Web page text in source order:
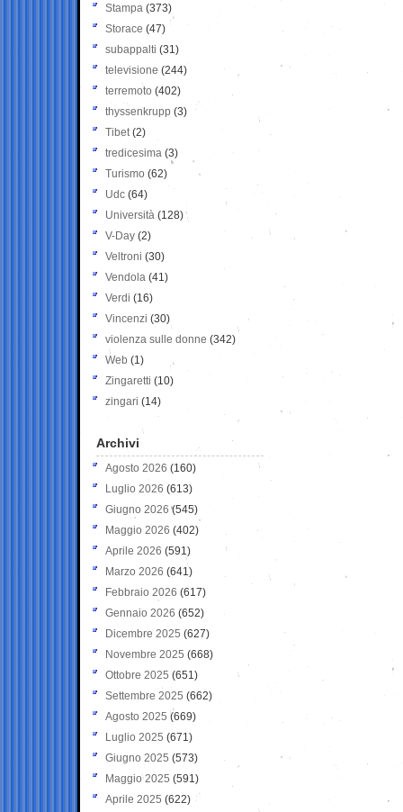
Stampa (373)
Storace (47)
subappalti (31)
televisione(244)
terremoto (402)
thyssenkrupp (3)
Tibet(2)
tredicesima (3)
Turismo (62)
Udc (64)
Università (128)
V-Day (2)
Veltroni (30)
Vendola (41)
Verdi (16)
Vincenzi (30)
violenza sulle donne (342)
Web (1)
Zingaretti (10)
zingari (14)
Archivi
Agosto 2026 (160)
Luglio 2026 (613)
Giugno 2026 (545)
Maggio 2026 (402)
Aprile 2026 (591)
Marzo 2026 (641)
Febbraio 2026 (617)
Gennaio 2026 (652)
Dicembre 2025 (627)
Novembre 2025 (668)
Ottobre 2025 (651)
Settembre 2025 (662)
Agosto 2025 (669)
Luglio 2025 (671)
Giugno 2025 (573)
Maggio 2025 (591)
Aprile 2025 (622)